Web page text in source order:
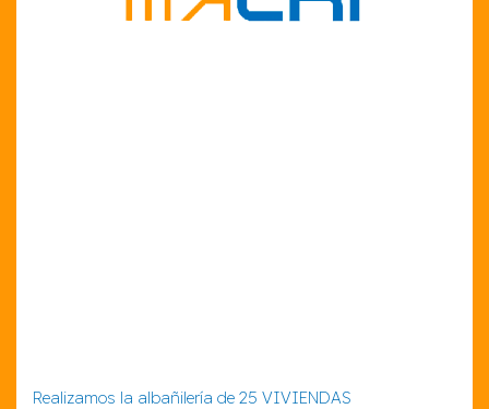
Realizamos la albañilería de 25 VIVIENDAS